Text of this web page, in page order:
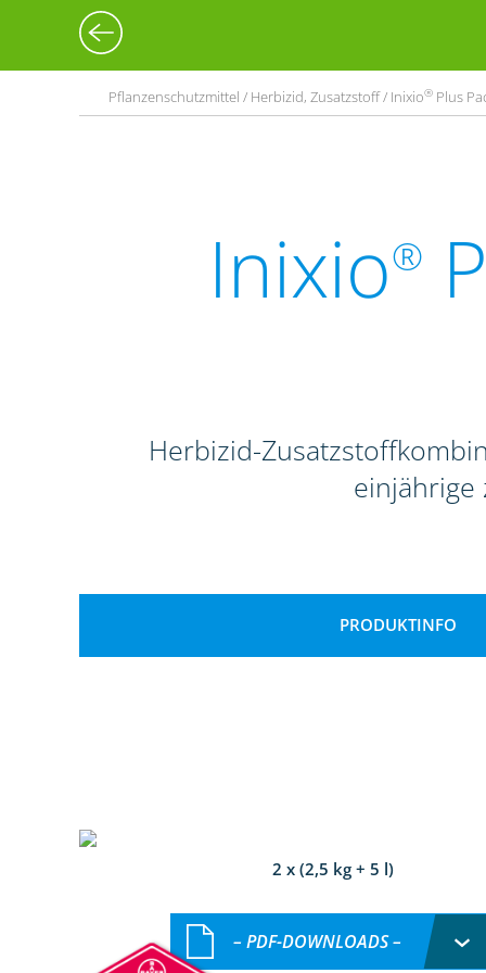
Pflanzenschutzmittel / Herbizid, Zusatzstoff / Inixio® Plus
Inixio®
Herbizid-
einjährige
PRODUKTINFO
2 x (2,5 kg + 5 l)
– PDF-DOWNLOADS –